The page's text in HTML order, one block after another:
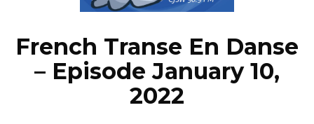
French Transe En Danse
– Episode January 10,
2022